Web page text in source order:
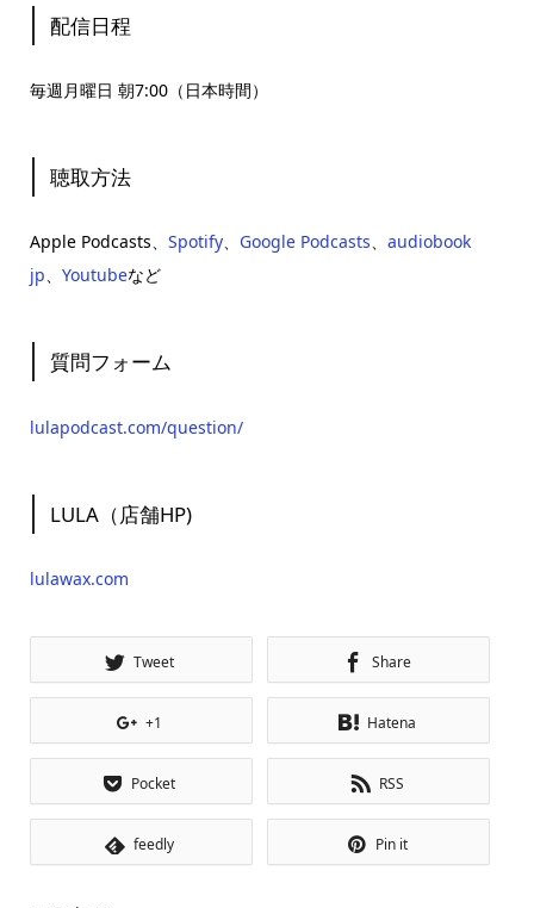
配信日程
毎週月曜日 朝7:00（日本時間）
聴取方法
Apple Podcasts、 Spotify、 Google Podcasts、 audiobook
jp、 Youtubeなど
質問フォーム
lulapodcast.com/question/
LULA（店舗HP)
lulawax.com
Tweet Share
+1 Hatena
Pocket RSS
feedly Pin it